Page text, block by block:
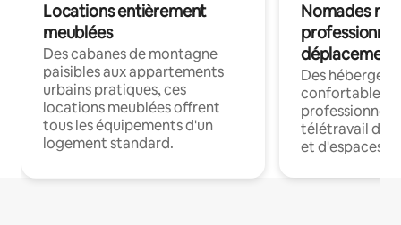
Locations entièrement
meublées
Des cabanes de montagne
paisibles aux appartements
urbains pratiques, ces
locations meublées offrent
tous les équipements d'un
logement standard.
Nomades
déplacement
Des
confortables
professionnels
télétravail
et d'espaces